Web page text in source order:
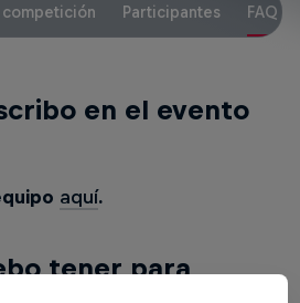
competición Participantes FAQ
en el evento
aquí.
tener para